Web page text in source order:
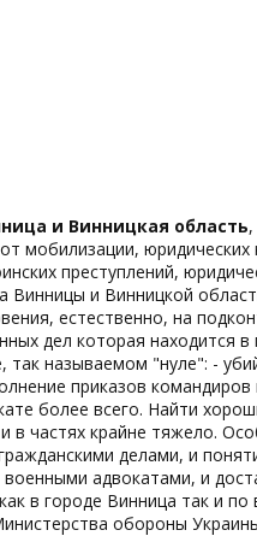
и Винницкая область
мобилизации,
преступлений,
Винницы и Винницкой
естественно, на
дел которая находится
так называемом "нуле": -
приказов
более всего. Найти
в частях крайне тяжело.
делами, и
адвокатами, и
в городе Винница так и
обороны